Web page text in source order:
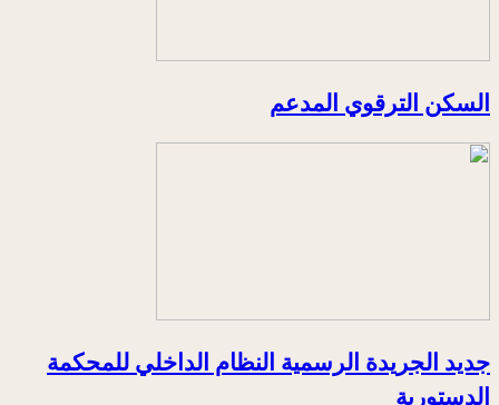
السكن الترقوي المدعم
جديد الجريدة الرسمية النظام الداخلي للمحكمة
الدستورية